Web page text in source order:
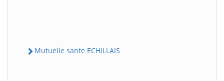
Mutuelle sante ECHILLAIS